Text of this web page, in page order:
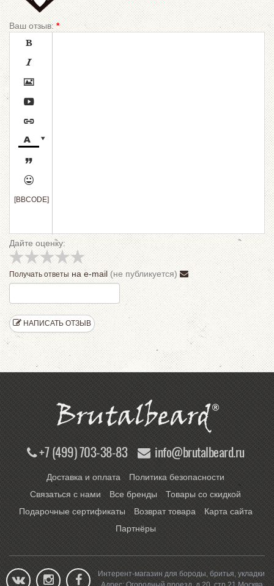
Ваш отзыв: *









[BBCODE]
Дайте оценку:
Получать ответы на e-mail(не публикуется)
НАПИСАТЬ ОТЗЫВ
+7 (499) 703-38-83 info@brutalbeard.ru
Доставка и оплата
Политика безопасности
Связаться с нами
Все бренды
Товары со скидкой
Подарочные сертификаты
Возврат товара
Карта сайта
Партнёры
Интерент-магазин для бороды, бритья, укладки